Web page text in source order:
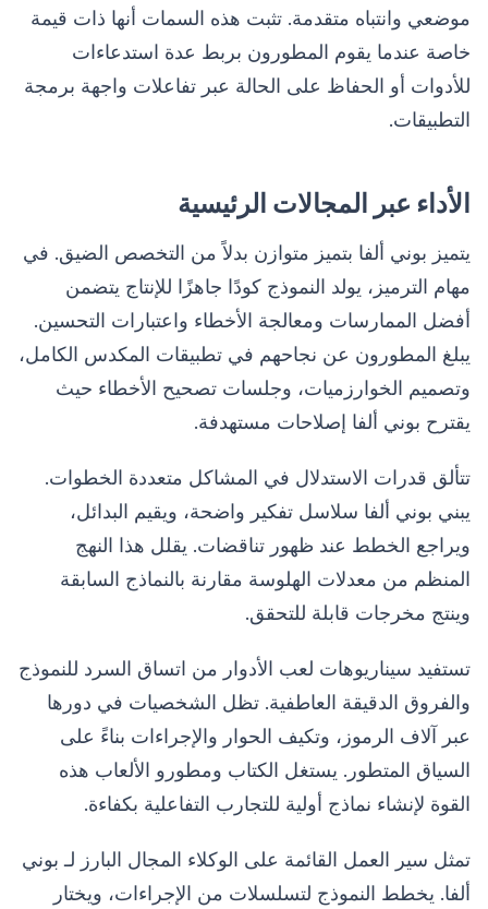
موضعي وانتباه متقدمة. تثبت هذه السمات أنها ذات قيمة
خاصة عندما يقوم المطورون بربط عدة استدعاءات
للأدوات أو الحفاظ على الحالة عبر تفاعلات واجهة برمجة
التطبيقات.
الأداء عبر المجالات الرئيسية
يتميز بوني ألفا بتميز متوازن بدلاً من التخصص الضيق. في
مهام الترميز، يولد النموذج كودًا جاهزًا للإنتاج يتضمن
أفضل الممارسات ومعالجة الأخطاء واعتبارات التحسين.
يبلغ المطورون عن نجاحهم في تطبيقات المكدس الكامل،
وتصميم الخوارزميات، وجلسات تصحيح الأخطاء حيث
يقترح بوني ألفا إصلاحات مستهدفة.
تتألق قدرات الاستدلال في المشاكل متعددة الخطوات.
يبني بوني ألفا سلاسل تفكير واضحة، ويقيم البدائل،
ويراجع الخطط عند ظهور تناقضات. يقلل هذا النهج
المنظم من معدلات الهلوسة مقارنة بالنماذج السابقة
وينتج مخرجات قابلة للتحقق.
تستفيد سيناريوهات لعب الأدوار من اتساق السرد للنموذج
والفروق الدقيقة العاطفية. تظل الشخصيات في دورها
عبر آلاف الرموز، وتكيف الحوار والإجراءات بناءً على
السياق المتطور. يستغل الكتاب ومطورو الألعاب هذه
القوة لإنشاء نماذج أولية للتجارب التفاعلية بكفاءة.
تمثل سير العمل القائمة على الوكلاء المجال البارز لـ بوني
ألفا. يخطط النموذج لتسلسلات من الإجراءات، ويختار